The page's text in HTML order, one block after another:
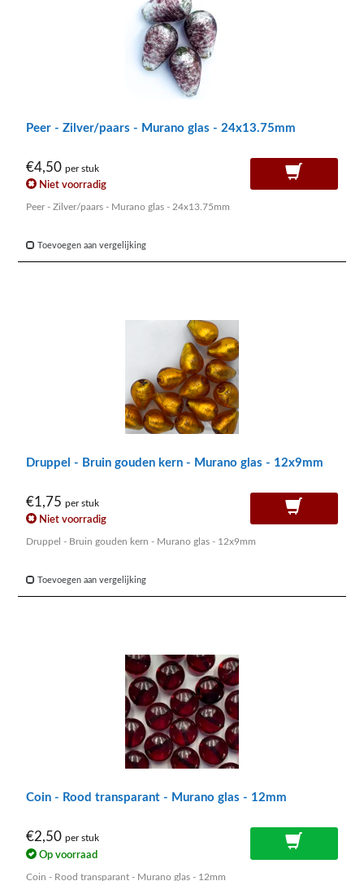
Peer - Zilver/paars - Murano glas - 24x13.75mm
€4,50 per stuk
Niet voorradig
Peer - Zilver/paars - Murano glas - 24x13.75mm
Toevoegen aan vergelijking
Druppel - Bruin gouden kern - Murano glas - 12x9mm
€1,75 per stuk
Niet voorradig
Druppel - Bruin gouden kern - Murano glas - 12x9mm
Toevoegen aan vergelijking
Coin - Rood transparant - Murano glas - 12mm
€2,50 per stuk
Op voorraad
Coin - Rood transparant - Murano glas - 12mm